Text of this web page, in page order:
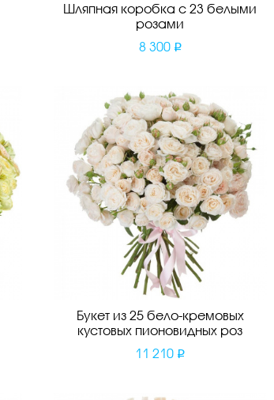
Шляпная коробка с 23 белыми
розами
8 300
Букет из 25 бело-кремовых
кустовых пионовидных роз
11 210